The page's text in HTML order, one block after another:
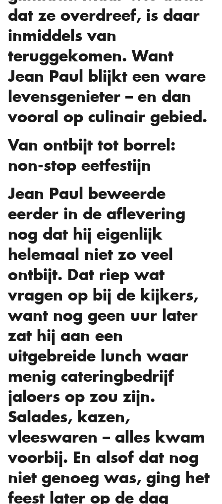
dat ze overdreef, is daar
inmiddels van
teruggekomen. Want
Jean Paul blijkt een ware
levensgenieter – en dan
vooral op culinair gebied.
Van ontbijt tot borrel:
non-stop eetfestijn
Jean Paul beweerde
eerder in de aflevering
nog dat hij eigenlijk
helemaal niet zo veel
ontbijt. Dat riep wat
vragen op bij de kijkers,
want nog geen uur later
zat hij aan een
uitgebreide lunch waar
menig cateringbedrijf
jaloers op zou zijn.
Salades, kazen,
vleeswaren – alles kwam
voorbij. En alsof dat nog
niet genoeg was, ging het
feest later op de dag